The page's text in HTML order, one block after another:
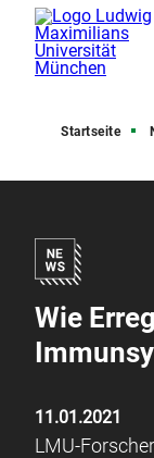
Startseite
Wie
11.01.2021
LMU-